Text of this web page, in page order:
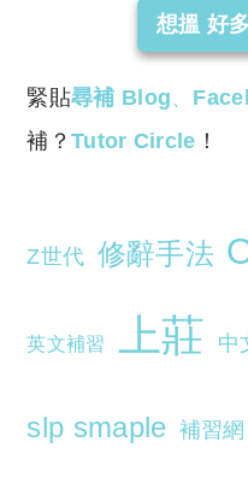
想搵 好
緊貼尋補 Blog、
補？Tutor Circle ！
Z世代 修辭手法
英文補習 上莊 中
slp smaple 補習網